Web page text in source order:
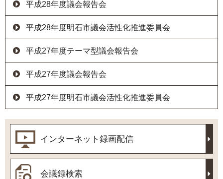
平成28年度議会報告会
平成28年度明石市議会活性化推進委員会
平成27年度テーマ型議会報告会
平成27年度議会報告会
平成27年度明石市議会活性化推進委員会
インターネット録画配信
会議録検索